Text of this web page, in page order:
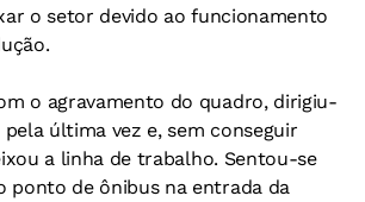
o setor devido ao funcionamento
o agravamento do quadro, dirigiu-
pela última vez e, sem conseguir
a linha de trabalho. Sentou-se
ponto de ônibus na entrada da